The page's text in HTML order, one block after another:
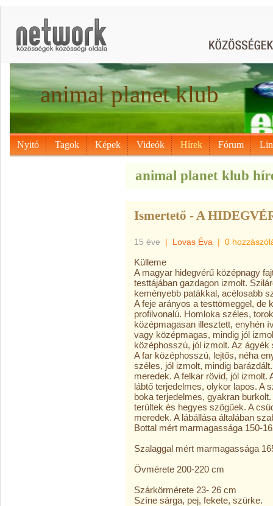
animal planet klub
Nyitó Tagok Képek Videók Hírek Fórum
animal planet klub
Ismertető - A
15 éve | Lovas Éva | 0
Külleme
A magyar hidegvérű középnagy
testtájában gazdagon izmolt.
keményebb patákkal, acélosabb
A feje arányos a testtömeggel, de
profilvonalú. Homloka széles,
középmagasan illesztett, enyhén
vagy középmagas, mindig jól
középhosszú, jól izmolt. Az
A far középhosszú, lejtős, néha
széles, jól izmolt, mindig
meredek. A felkar rövid, jól izmolt.
lábtő terjedelmes, olykor lapos. A
boka terjedelmes, gyakran
terültek és hegyes szögűek. A
meredek. A lábállása általában
Bottal mért marmagassága 150-
Szalaggal mért marmagassága
Övmérete 200-220 cm
Szárkörmérete 23- 26 cm
Színe sárga, pej, fekete, szürke.